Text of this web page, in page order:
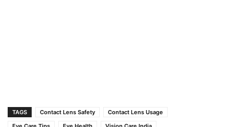
TAGS Contact Lens Safety
Contact Lens Usage